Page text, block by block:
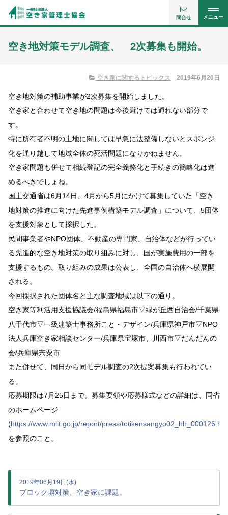
メニュー
問合せ
空き地対策モデル調査、 2次募集も開始。
空き家に関するトピックス 2019年6月20日
空き地対策の補助事業が2次募集を開始しました。
空き家と合わせて空き地の問題は今後避けては通れない部分で
す。
特に所有者不明の土地に関しては早急に法整備しないとスポンジ
化を通り越して地域全体の死活問題になりかねません。
空き家問題も併せて相続登記の完全義務化と手続きの簡略化は進
めるべきでしょね。
国土交通省は6月14日、4月から5月にかけて募集していた「空き
地対策の推進に向けた先進事例構築モデル調査」について、5団体
を支援対象として採択した。
民間事業者やNPO団体、不動産の専門家、自治体などが行ってい
る先進的な空き地対策の取り組みに対し、国が実施費用の一部を
支援するもの。取り組みの成果は公表し、全国の自治体へ横展開
される。
今回採択された団体名と主な調査地域は以下の通り。
空き家等利活用支援協議会/福島県福島市▽緑が丘西自治会/千葉県
八千代市▽一級建築士事務所こと・デザイン/兵庫県神戸市▽NPO
法人兵庫空き家相談センター/兵庫県宝塚市、川西市▽だんだんの
会/兵庫県宍粟市
また併せて、同日から同モデル調査の2次提案募集も行われてい
る。
応募期限は7月25日まで。募集要領や応募様式などの詳細は、同省
のホームページ
(https://www.mlit.go.jp/report/press/
を参照のこと。
2019年06月19日(水)
ブロック塀対策、空き家に課題。